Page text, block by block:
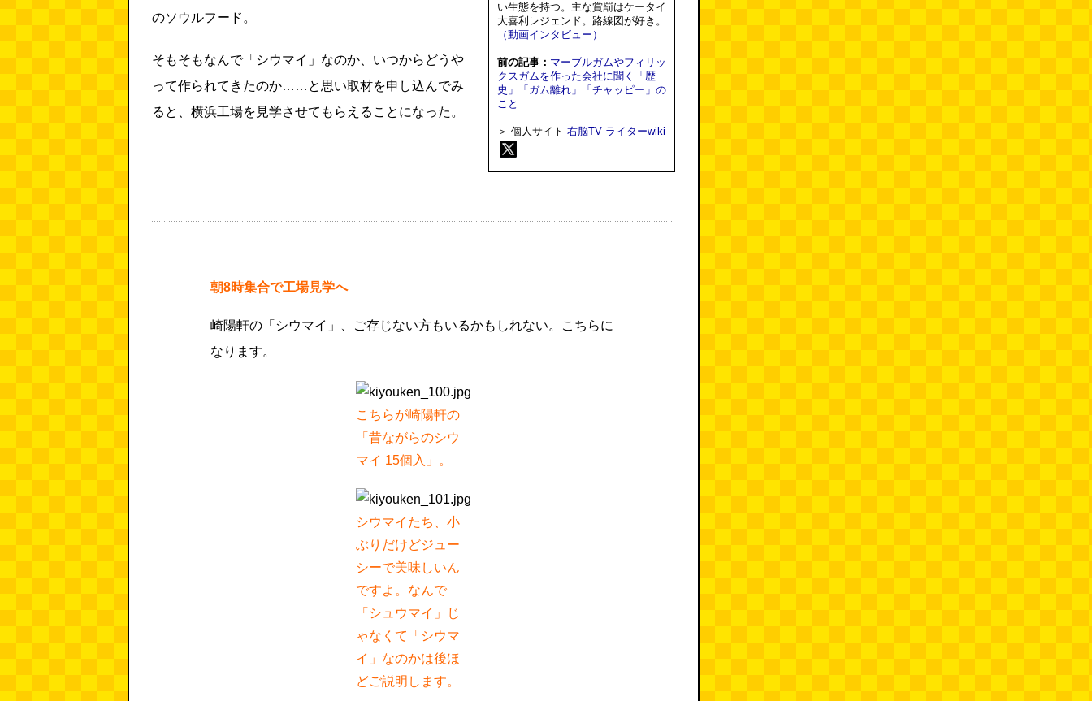
のソウルフード。
そもそもなんで「シウマイ」なのか、いつからどうや
って作られてきたのか……と思い取材を申し込んでみ
ると、横浜工場を見学させてもらえることになった。
い生態を持つ。主な賞罰はケータイ
大喜利レジェンド。路線図が好き。
（動画インタビュー）
前の記事： マーブルガムやフィリッ
クスガムを作った会社に聞く「歴
史」「ガム離れ」「チャッピー」の
こと
＞ 個人サイト 右脳TV ライターwiki
朝8時集合で工場見学へ
崎陽軒の「シウマイ」、ご存じない方もいるかもしれない。こちらに
なります。
こちらが崎陽軒の
「昔ながらのシウ
マイ 15個入」。
シウマイたち、小
ぶりだけどジュー
シーで美味しいん
ですよ。なんで
「シュウマイ」じ
ゃなくて「シウマ
イ」なのかは後ほ
どご説明します。